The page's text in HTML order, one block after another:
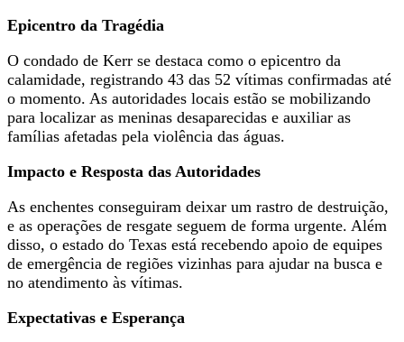
Epicentro da Tragédia
O condado de Kerr se destaca como o epicentro da
calamidade, registrando 43 das 52 vítimas confirmadas até
o momento. As autoridades locais estão se mobilizando
para localizar as meninas desaparecidas e auxiliar as
famílias afetadas pela violência das águas.
Impacto e Resposta das Autoridades
As enchentes conseguiram deixar um rastro de destruição,
e as operações de resgate seguem de forma urgente. Além
disso, o estado do Texas está recebendo apoio de equipes
de emergência de regiões vizinhas para ajudar na busca e
no atendimento às vítimas.
Expectativas e Esperança